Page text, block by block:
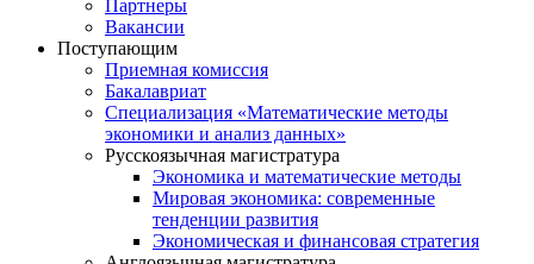
Партнеры
Вакансии
Поступающим
Приемная комиссия
Бакалавриат
Специализация «Математические методы
экономики и анализ данных»
Русскоязычная магистратура
Экономика и математические методы
Мировая экономика: современные
тенденции развития
Экономическая и финансовая стратегия